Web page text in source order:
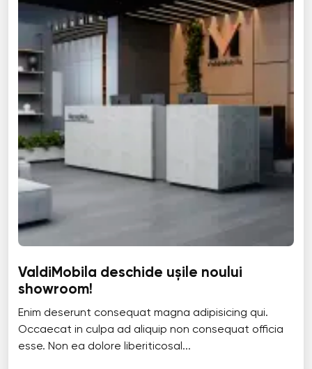
ValdiMobila deschide ușile noului
showroom!
Enim deserunt consequat magna adipisicing qui.
Occaecat in culpa ad aliquip non consequat officia
esse. Non ea dolore liberiticosal...